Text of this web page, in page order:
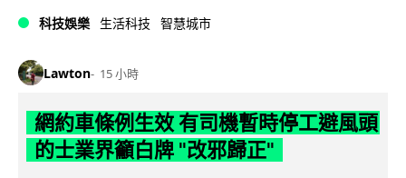
科技娛樂 生活科技 智慧城市
Lawton 15 小時
網約車條例生效 有司機暫時停工避風頭
的士業界籲白牌 "改邪歸正"